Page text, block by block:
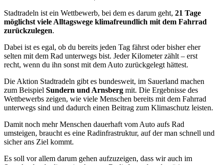
Stadtradeln ist ein Wettbewerb, bei dem es darum geht, 21 Tage
möglichst viele Alltagswege klimafreundlich mit dem Fahrrad
zurückzulegen.
Dabei ist es egal, ob du bereits jeden Tag fährst oder bisher eher
selten mit dem Rad unterwegs bist. Jeder Kilometer zählt – erst
recht, wenn du ihn sonst mit dem Auto zurückgelegt hättest.
Die Aktion Stadtradeln gibt es bundesweit, im Sauerland machen
zum Beispiel Sundern und Arnsberg mit. Die Ergebnisse des
Wettbewerbs zeigen, wie viele Menschen bereits mit dem Fahrrad
unterwegs sind und dadurch einen Beitrag zum Klimaschutz leisten.
Damit noch mehr Menschen dauerhaft vom Auto aufs Rad
umsteigen, braucht es eine Radinfrastruktur, auf der man schnell und
sicher ans Ziel kommt.
Es soll vor allem darum gehen aufzuzeigen, dass wir auch im